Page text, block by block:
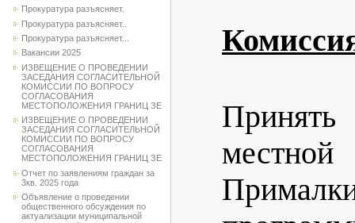
Прокуратура разъясняет.
Прокуратура разъясняет..
Прокуратура разъясняет...
Вакансии 2025
ИЗВЕЩЕНИЕ О ПРОВЕДЕНИИ
ЗАСЕДАНИЯ СОГЛАСИТЕЛЬНОЙ
КОМИССИИ ПО ВОПРОСУ
СОГЛАСОВАНИЯ
МЕСТОПОЛОЖЕНИЯ ГРАНИЦ ЗЕ
ИЗВЕЩЕНИЕ О ПРОВЕДЕНИИ
ЗАСЕДАНИЯ СОГЛАСИТЕЛЬНОЙ
КОМИССИИ ПО ВОПРОСУ
СОГЛАСОВАНИЯ
МЕСТОПОЛОЖЕНИЯ ГРАНИЦ ЗЕ
Отчет по заявлениям граждан за
3кв. 2025 года
Объявление о проведении
общественного обсуждения по
актуализации муниципальной